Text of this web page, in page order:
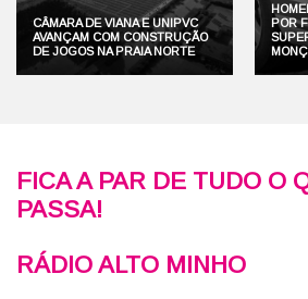
CÂMARA DE VIANA E UNIPVC
AVANÇAM COM CONSTRUÇÃO
DE JOGOS NA PRAIA NORTE
POR
FICA A PAR DE TUDO O
PASSA!
RÁDIO ALTO MINHO